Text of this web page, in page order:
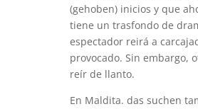
(gehoben) inicios y que
tiene un trasfondo de
espectador reirá a
provocado. Sin embargo,
reír de llanto.
En Maldita. das suchen